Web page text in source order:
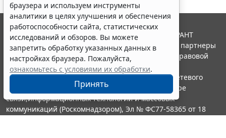
браузера и используем инструменты
аналитики в целях улучшения и обеспечения
работоспособности сайта, статистических
исследований и обзоров. Вы можете
запретить обработку указанных данных в
настройках браузера. Пожалуйста,
ознакомьтесь с условиями их обработки.
Принять
© ООО "НПП "ГАРАНТ-СЕРВИС", 2026. Система ГАРАНТ
выпускается с 1990 года. Компания "Гарант" и ее партнеры
являются участниками Российской ассоциации правовой
информации ГАРАНТ.
Портал ГАРАНТ.РУ зарегистрирован в качестве сетевого
издания Федеральной службой по надзору в сфере
связи,информационных технологий и массовых
коммуникаций (Роскомнадзором), Эл № ФС77-58365 от 18